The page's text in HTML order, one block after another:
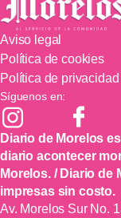
Aviso legal
Política de cookies
Política de privacidad
Síguenos en:
Diario de Morelos
diario acontecer
Morelos. / Diario de
impresas sin costo.
Av. Morelos Sur No.